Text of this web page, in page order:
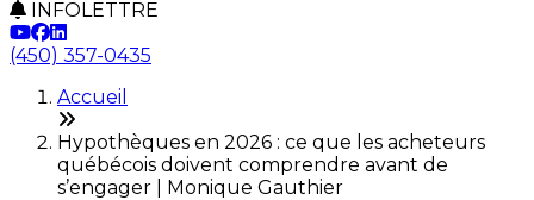
INFOLETTRE
(450) 357-0435
Accueil
Hypothèques en 2026 : ce que les acheteurs
québécois doivent comprendre avant de
s’engager | Monique Gauthier